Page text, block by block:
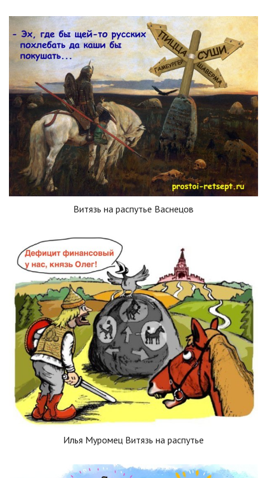
Витязь на распутье Васнецов
Илья Муромец Витязь на распутье